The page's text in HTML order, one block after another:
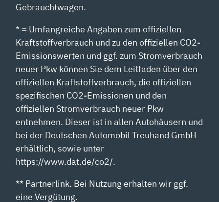
Gebrauchtwagen.
* = Umfangreiche Angaben zum offiziellen
Kraftstoffverbrauch und zu den offiziellen CO2-
Emissionswerten und ggf. zum Stromverbrauch
neuer Pkw können Sie dem Leitfaden über den
offiziellen Kraftstoffverbrauch, die offiziellen
spezifischen CO2-Emissionen und den
offiziellen Stromverbrauch neuer Pkw
entnehmen. Dieser ist in allen Autohäusern und
bei der Deutschen Automobil Treuhand GmbH
erhältlich, sowie unter
https://www.dat.de/co2/.
** Partnerlink. Bei Nutzung erhalten wir ggf.
eine Vergütung.